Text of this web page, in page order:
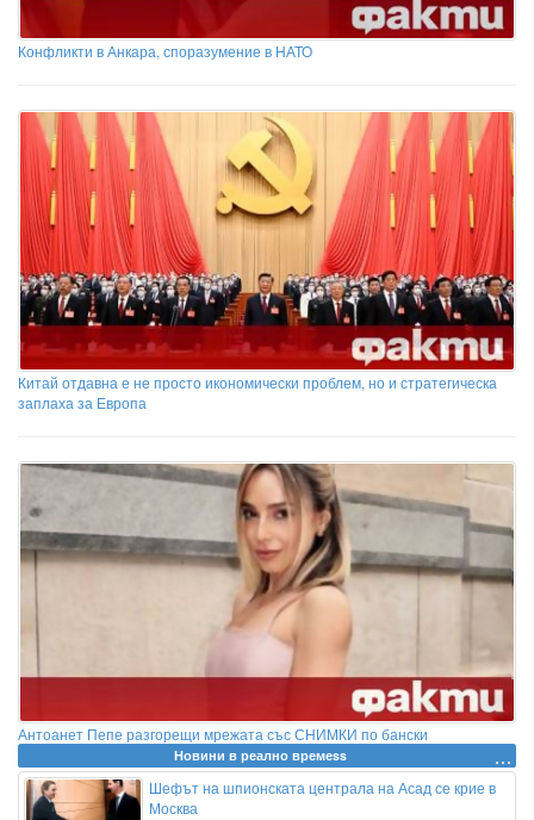
Конфликти в Анкара, споразумение в НАТО
Китай отдавна е не просто икономически проблем, но и стратегическа
заплаха за Европа
Антоанет Пепе разгорещи мрежата със СНИМКИ по бански
Новини в реално времеss
Шефът на шпионската централа на Асад се крие в
Москва